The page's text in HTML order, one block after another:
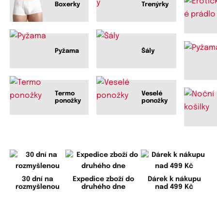
Boxerky Trenýrky
Pyžama Šály
Termo
ponožky
Veselé
ponožky
30 dní na
rozmyšlenou
Expedice zboží do
druhého dne
Dárek k nákupu
nad 499 Kč